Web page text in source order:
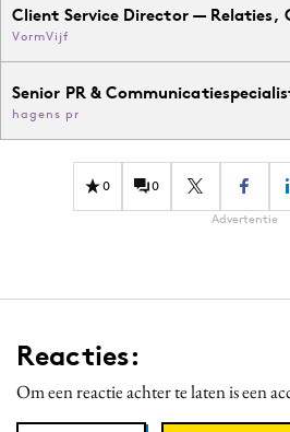
Reputatie & crisis
Client Service Director — Relaties,
VormVijf
Senior PR &
hagens pr
0 0
Advertentie
Reacties:
Om een reactie achter te laten is een